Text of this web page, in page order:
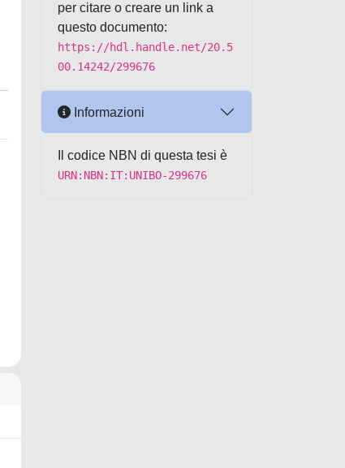
per citare o creare un link a
questo documento:
https://hdl.handle.net/20.5
00.14242/299676
Informazioni
Il codice NBN di questa tesi è
URN:NBN:IT:UNIBO-299676